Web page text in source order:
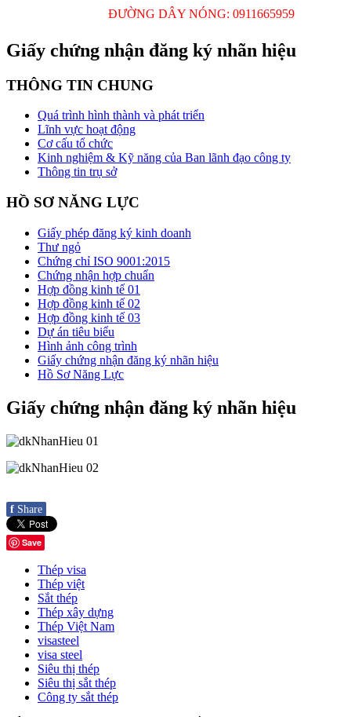
ĐƯỜNG DÂY NÓNG: 0911665959
Giấy chứng nhận đăng ký nhãn hiệu
THÔNG TIN CHUNG
Quá trình hình thành và phát triển
Lĩnh vực hoạt động
Cơ cấu tổ chức
Kinh nghiệm & Kỹ năng của Ban lãnh đạo công ty
Thông tin trụ sở
HỒ SƠ NĂNG LỰC
Giấy phép đăng ký kinh doanh
Thư ngỏ
Chứng chỉ ISO 9001:2015
Chứng nhận hợp chuẩn
Hợp đồng kinh tế 01
Hợp đồng kinh tế 02
Hợp đồng kinh tế 03
Dự án tiêu biểu
Hình ảnh công trình
Giấy chứng nhận đăng ký nhãn hiệu
Hồ Sơ Năng Lực
Giấy chứng nhận đăng ký nhãn hiệu
f Share
Save
Thép visa
Thép việt
Sắt thép
Thép xây dựng
Thép Việt Nam
visasteel
visa steel
Siêu thị thép
Siêu thị sắt thép
Công ty sắt thép